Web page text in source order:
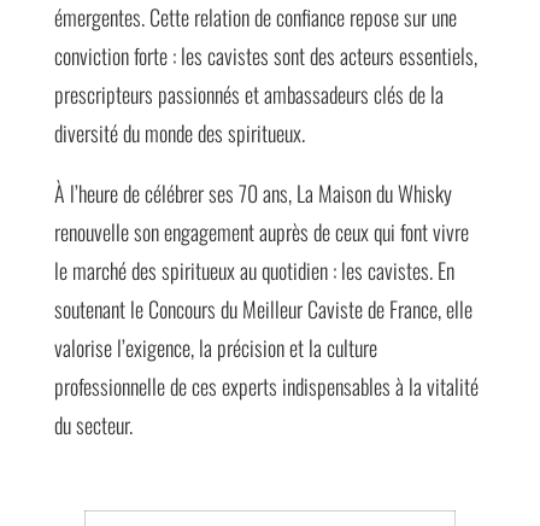
émergentes. Cette relation de confiance repose sur une
conviction forte : les cavistes sont des acteurs essentiels,
prescripteurs passionnés et ambassadeurs clés de la
diversité du monde des spiritueux.
À l’heure de célébrer ses 70 ans, La Maison du Whisky
renouvelle son engagement auprès de ceux qui font vivre
le marché des spiritueux au quotidien : les cavistes. En
soutenant le Concours du Meilleur Caviste de France, elle
valorise l’exigence, la précision et la culture
professionnelle de ces experts indispensables à la vitalité
du secteur.